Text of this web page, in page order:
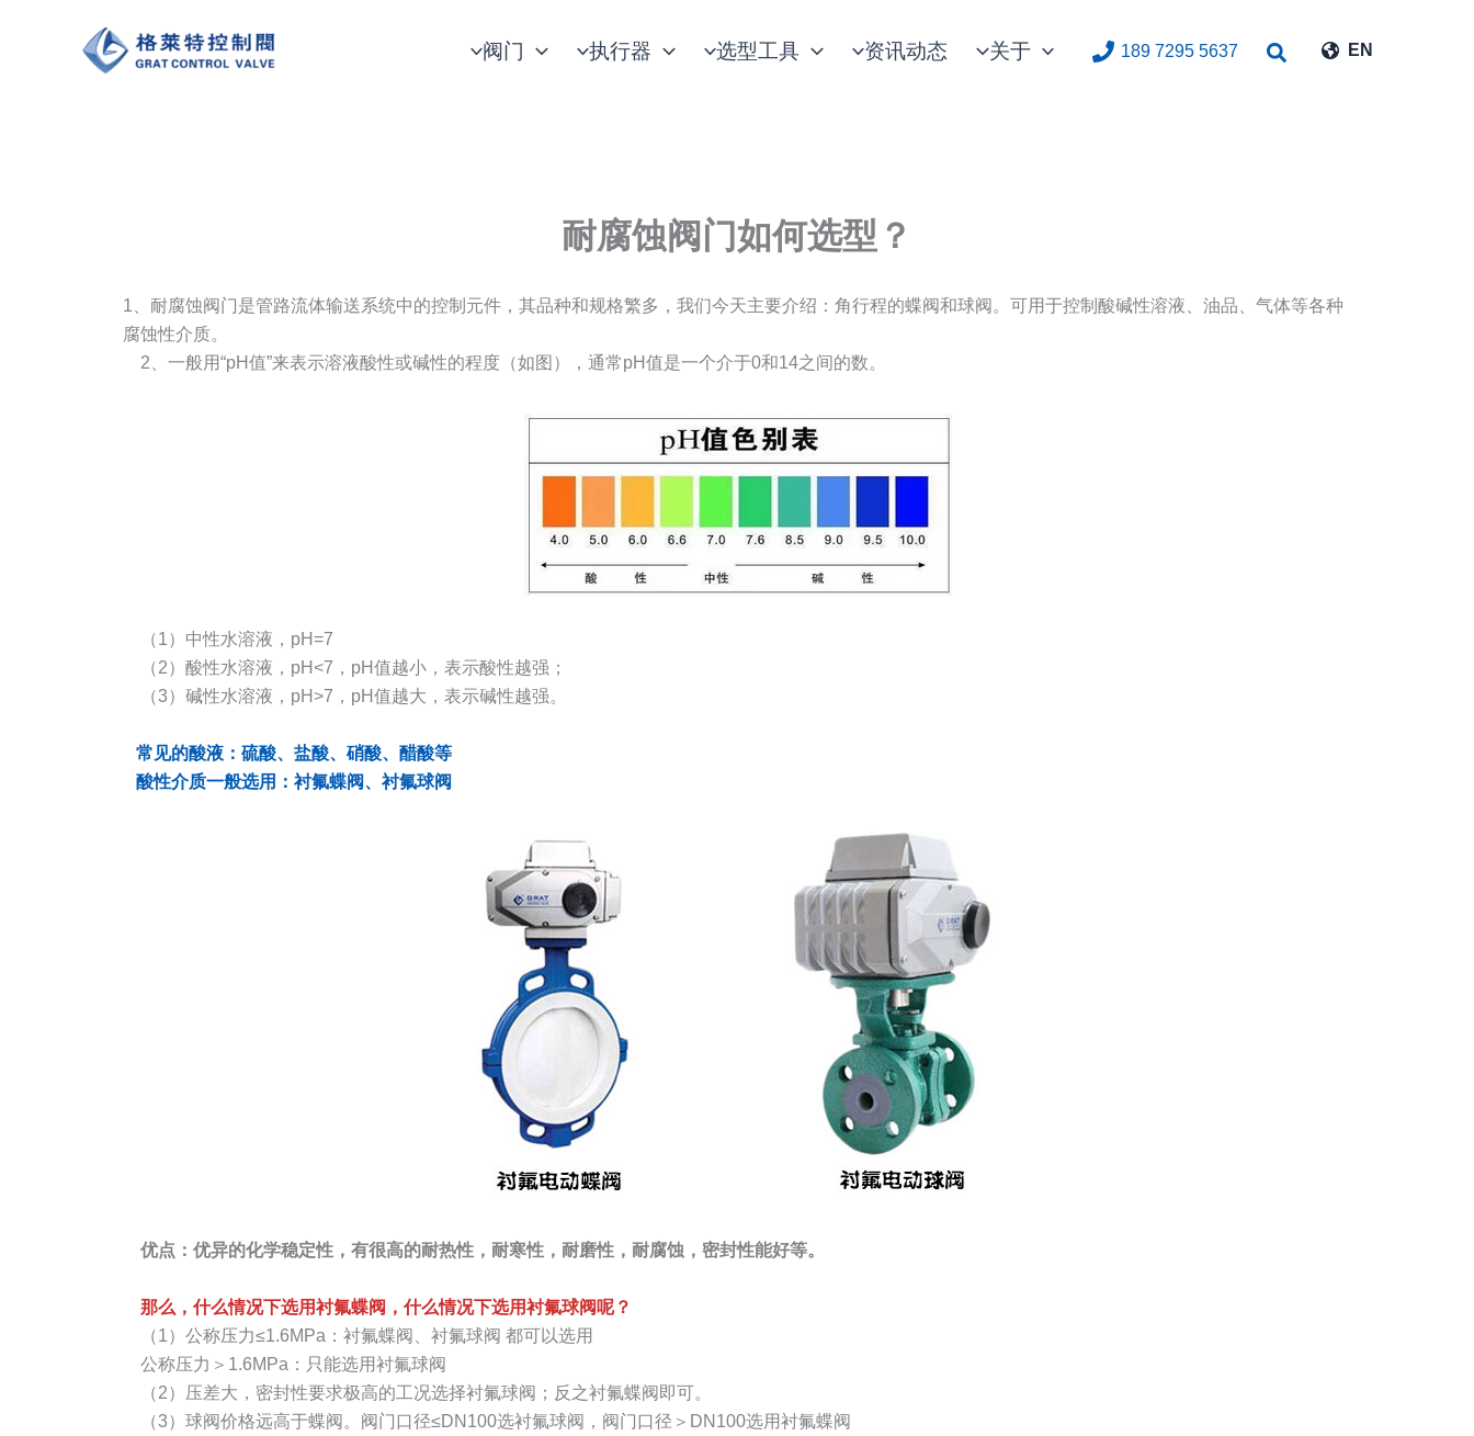
阀门 执行器 选型工具 资讯动态 关于 189 7295 5637
搜
EN
耐腐蚀阀门如何选型？
1、耐腐蚀阀门是管路流体输送系统中的控制元件，其品种和规格繁多，我们今天主要介绍：角行程的蝶阀和球阀。可用于控制酸碱性溶液、油品、气体等各种
腐蚀性介质。
2、一般用“pH值”来表示溶液酸性或碱性的程度（如图），通常pH值是一个介于0和14之间的数。
（1）中性水溶液，pH=7
（2）酸性水溶液，pH<7，pH值越小，表示酸性越强；
（3）碱性水溶液，pH>7，pH值越大，表示碱性越强。
常见的酸液：硫酸、盐酸、硝酸、醋酸等
酸性介质一般选用：衬氟蝶阀、衬氟球阀
优点：优异的化学稳定性，有很高的耐热性，耐寒性，耐磨性，耐腐蚀，密封性能好等。
那么，什么情况下选用衬氟蝶阀，什么情况下选用衬氟球阀呢？
（1）公称压力≤1.6MPa：衬氟蝶阀、衬氟球阀 都可以选用
公称压力＞1.6MPa：只能选用衬氟球阀
（2）压差大，密封性要求极高的工况选择衬氟球阀；反之衬氟蝶阀即可。
（3）球阀价格远高于蝶阀。阀门口径≤DN100选衬氟球阀，阀门口径＞DN100选用衬氟蝶阀